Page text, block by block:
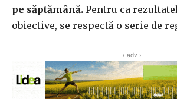
pe săptămână. Pentru ca
obiective, se respectă o serie de
‹ adv ›